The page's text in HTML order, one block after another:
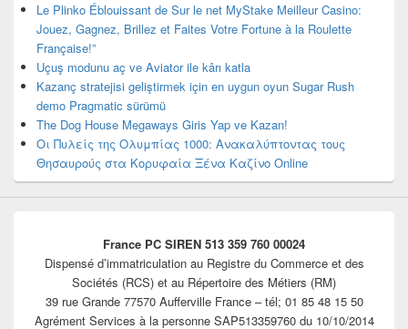
Le Plinko Éblouissant de Sur le net MyStake Meilleur Casino:
Jouez, Gagnez, Brillez et Faites Votre Fortune à la Roulette
Française!”
Uçuş modunu aç ve Aviator ile kârı katla
Kazanç stratejisi geliştirmek için en uygun oyun Sugar Rush
demo Pragmatic sürümü
The Dog House Megaways Giris Yap ve Kazan!
Οι Πυλείς της Ολυμπίας 1000: Ανακαλύπτοντας τους
Θησαυρούς στα Κορυφαία Ξένα Καζίνο Online
France PC SIREN 513 359 760 00024
Dispensé d’immatriculation au Registre du Commerce et des
Sociétés (RCS) et au Répertoire des Métiers (RM)
39 rue Grande 77570 Aufferville France – tél; 01 85 48 15 50
Agrément Services à la personne SAP513359760 du 10/10/2014